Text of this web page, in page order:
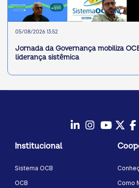
05/08/2026 13:52
Jornada da Governança mobiliza
liderança sistêmica
Institucional
Sistema OCB
OCB
Como